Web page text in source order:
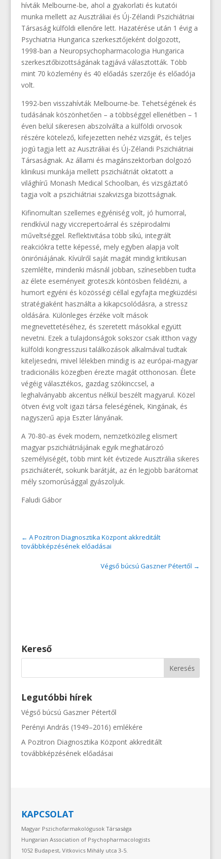
hívták Melbourne-be, ahol a gyakorlati és kutatói
munka mellett az Ausztráliai és Új-Zélandi Pszichiátriai
Társaság külföldi ellenőre lett. Hazatérése után 1 évig a
Psychiatria Hungarica szerkesztőjeként dolgozott,
1998-ban a Neuropsychopharmacologia Hungarica
szerkesztőbizottságának tagjává választották. Több
mint 70 közlemény és 40 előadás szerzője és előadója
volt.
1992-ben visszahívták Melbourne-be. Tehetségének és
tudásának köszönhetően – a többséggel ellenétben – 1
éven belül sikeresen abszolválta a külföldi orvosok
részére kötelező, kifejezetten nehéz vizsgát, és teljes
jogú tagja lett az Ausztráliai és Új-Zélandi Pszichiátriai
Társaságnak. Az állami és magánszektorban dolgozó
klinikusi munkája mellett pszichiátriát oktatott a
világhírű Monash Medical Schoolban, és vizsgáztató
tagja volt a pszichiátriai szakvizsga bizottságnak.
Kifinomultan szellemes egyéniség volt, jó humorral,
rendkívül nagy viccrepertoárral és szépirodalmi
műveltséggel. Reflektivitása több síkú, integrált
reakciókra tette képessé, mely egyben alapja volt
öniróniájának. Kívülről saját magát mindig kritikusan
szemlélte, mindenki másnál jobban, színesebben tudta
az élete eseményeit groteszk köntösben felidézni, a
humort egyéni és közösségi céllal egyfajta megküzdési
stratégiaként használta a kikapcsolódásra, a stressz
oldására. Különleges érzéke volt mások
megnevettetéséhez, és szeretett másokkal együtt
nevetni. Ezek a tulajdonságok sokszor csak itthon vagy
külföldi kongresszusi találkozások alkalmával tudtak
kiteljesedni, mivel lélekben mindig is az európai-magyar
tradicionális közegben érezte magát otthonosan. Élete
végéig választékos, gazdag szókinccsel, a
leghalványabb akcentus nélkül beszélt magyarul. Közel
ötven évig volt igazi társa feleségének, Kingának, és
nagyszerű apja Eszter lányának.
A 70-80-as évek modern, nemzetközileg elismert
magyar pszichiátriájának egyik meghatározó
személyiségét, több mint két évtizede Ausztrália sikeres
pszichiáterét, sokunk barátját, az én legjobb barátomat
mély szomorúsággal gyászoljuk.
Faludi Gábor
← A Pozitron Diagnosztika Központ akkreditált
továbbképzésének előadásai
Végső búcsú Gaszner Pétertől →
Kereső
Legutóbbi hírek
Végső búcsú Gaszner Pétertől
Perényi András (1949–2016) emlékére
A Pozitron Diagnosztika Központ akkreditált
továbbképzésének előadásai
KAPCSOLAT
Magyar Pszichofarmakológusok Társasága
Hungarian Association of Psychopharmacologists
1052 Budapest, Vitkovics Mihály utca 3-5.